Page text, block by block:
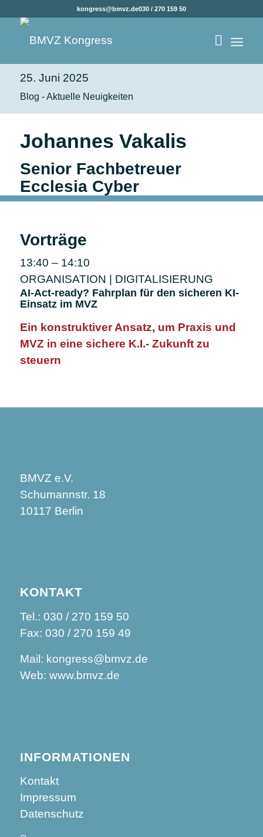
kongress@bmvz.de030 / 270 159 50
25. Juni 2025
Blog - Aktuelle Neuigkeiten
Johannes Vakalis
Senior Fachbetreuer
Ecclesia Cyber
Vorträge
13:40 – 14:10
ORGANISATION | DIGITALISIERUNG
AI-Act-ready? Fahrplan für den sicheren KI-
Einsatz im MVZ
Ein konstruktiver Ansatz, um Praxis und
MVZ in eine sichere K.I.- Zukunft zu
steuern
BMVZ e.V.
Schumannstr. 18
10117 Berlin
KONTAKT
Tel.: 030 / 270 159 50
Fax: 030 / 270 159 49
Mail: kongress@bmvz.de
Web: www.bmvz.de
INFORMATIONEN
Kontakt
Impressum
Datenschutz